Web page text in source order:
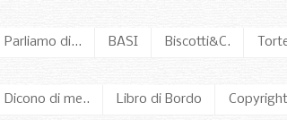
Parliamo di... BASI Biscotti&C.
Dicono di me.. Libro di Bordo Copyright